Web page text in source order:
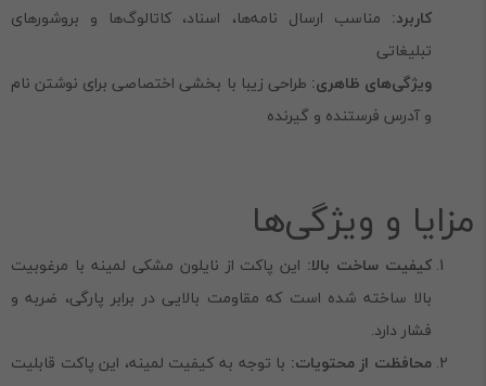
کاربرد: مناسب ارسال نامه‌ها، اسناد، کاتالوگ‌ها و بروشورهای
تبلیغاتی
ویژگی‌های ظاهری: طراحی زیبا با بخشی اختصاصی برای نوشتن نام
و آدرس فرستنده و گیرنده
مزایا و ویژگی‌ها
کیفیت ساخت بالا: این پاکت از نایلون مشکی لمینه با مرغوبیت
بالا ساخته شده است که مقاومت بالایی در برابر پارگی، ضربه و
فشار دارد.
محافظت از محتویات: با توجه به کیفیت لمینه، این پاکت قابلیت